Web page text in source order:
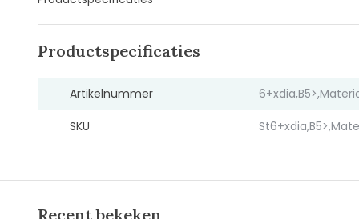
Productspecificaties
Artikelnummer
SKU
Recent bekeken